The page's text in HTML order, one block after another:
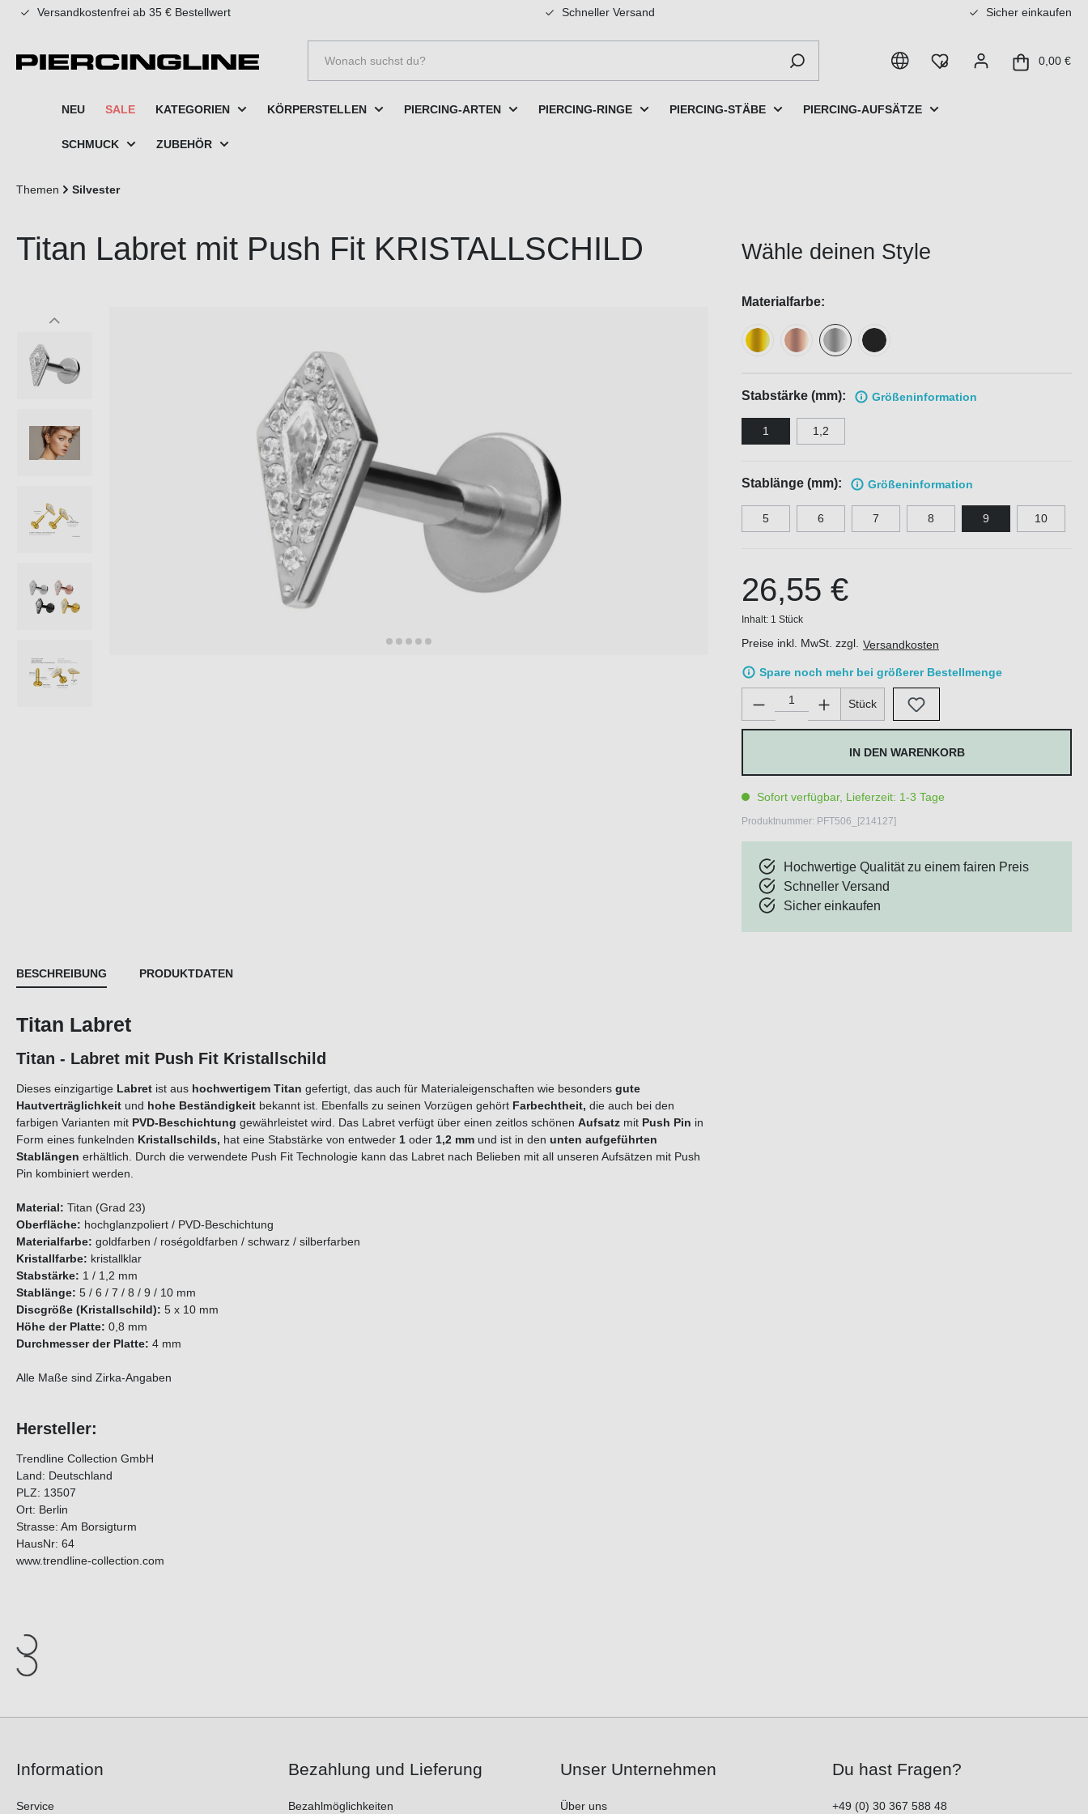
springen Zur Hauptnavigation springen
Versandkostenfrei ab 35 € Bestellwert Schneller Versand Sicher einkaufen
0,00 €
NEU SALE KATEGORIEN KÖRPERSTELLEN PIERCING-ARTEN PIERCING-RINGE PIERCING-STÄBE PIERCING-AUFSÄTZE
SCHMUCK ZUBEHÖR
Themen Silvester
Titan Labret mit Push Fit KRISTALLSCHILD Wähle deinen Style
Materialfarbe:
Stabstärke (mm): Größeninformation
1 1,2
Stablänge (mm): Größeninformation
5 6 7 8 9 10
26,55 €
Inhalt: 1 Stück
Preise inkl. MwSt. zzgl. Versandkosten
Spare noch mehr bei größerer Bestellmenge
Produkt Anzahl: Gib den gewünschten Wert ein oder
Stück
IN DEN WARENKORB
Sofort verfügbar, Lieferzeit: 1-3 Tage
Produktnummer: PFT506_[214127]
Hochwertige Qualität zu einem fairen Preis
Schneller Versand
Sicher einkaufen
BESCHREIBUNG PRODUKTDATEN
Titan Labret
Titan - Labret mit Push Fit Kristallschild
Dieses einzigartige Labret ist aus hochwertigem Titan gefertigt, das auch für Materialeigenschaften wie besonders gute
Hautverträglichkeit und hohe Beständigkeit bekannt ist. Ebenfalls zu seinen Vorzügen gehört Farbechtheit, die auch bei den
farbigen Varianten mit PVD-Beschichtung gewährleistet wird. Das Labret verfügt über einen zeitlos schönen Aufsatz mit Push Pin in
Form eines funkelnden Kristallschilds, hat eine Stabstärke von entweder 1 oder 1,2 mm und ist in den unten aufgeführten
Stablängen erhältlich. Durch die verwendete Push Fit Technologie kann das Labret nach Belieben mit all unseren Aufsätzen mit Push
Pin kombiniert werden.
Material: Titan (Grad 23)
Oberfläche: hochglanzpoliert / PVD-Beschichtung
Materialfarbe: goldfarben / roségoldfarben / schwarz / silberfarben
Kristallfarbe: kristallklar
Stabstärke: 1 / 1,2 mm
Stablänge: 5 / 6 / 7 / 8 / 9 / 10 mm
Discgröße (Kristallschild): 5 x 10 mm
Höhe der Platte: 0,8 mm
Durchmesser der Platte: 4 mm
Alle Maße sind Zirka-Angaben
Hersteller:
Trendline Collection GmbH
Land: Deutschland
PLZ: 13507
Ort: Berlin
Strasse: Am Borsigturm
HausNr: 64
www.trendline-collection.com
Information
Service
Bezahlung und Lieferung
Bezahlmöglichkeiten
Unser Unternehmen
Über uns
Du hast Fragen?
+49 (0) 30 367 588 48